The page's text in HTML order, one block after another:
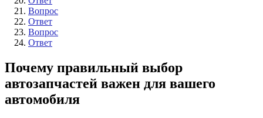
Вопрос
Ответ
Вопрос
Ответ
Почему правильный выбор
автозапчастей важен для вашего
автомобиля